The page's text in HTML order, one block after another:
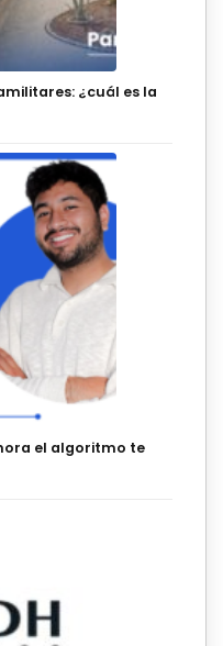
¿cuál es la
el algoritmo te